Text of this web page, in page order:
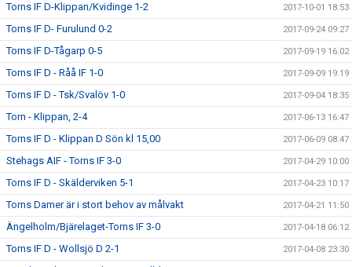
Torns IF D-Klippan/Kvidinge 1-2 2017-10-01 18:53
Torns IF D- Furulund 0-2 2017-09-24 09:27
Torns IF D-Tågarp 0-5 2017-09-19 16:02
Torns IF D - Råå IF 1-0 2017-09-09 19:19
Torns IF D - Tsk/Svalöv 1-0 2017-09-04 18:35
Torn - Klippan, 2-4 2017-06-13 16:47
Torns IF D - Klippan D Sön kl 15,00 2017-06-09 08:47
Stehags AIF - Torns IF 3-0 2017-04-29 10:00
Torns IF D - Skälderviken 5-1 2017-04-23 10:17
Torns Damer är i stort behov av målvakt 2017-04-21 11:50
Ängelholm/Bjärelaget-Torns IF 3-0 2017-04-18 06:12
Torns IF D - Wollsjö D 2-1 2017-04-08 23:30